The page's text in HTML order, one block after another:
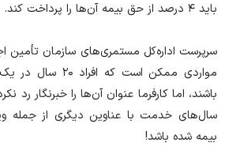
باید ۴ درصد از حق بیمه آن‌ها را پرداخت کند.
سرپرست اداره‌کل مستمری‌های سازمان تأمین
مواردی ممکن است
باشند، اما کارفرما عنوان آن‌ها را خبرنگار رد
سال‌های خدمت با عناوین دیگری از جمله
بیمه شده باشد!